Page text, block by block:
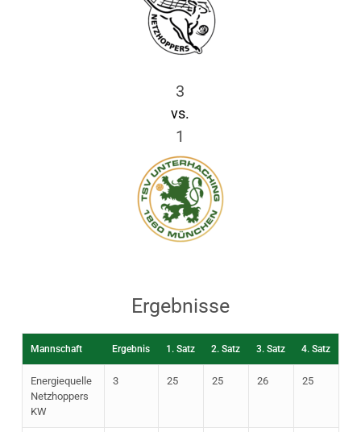
3
vs.
1
Ergebnisse
Mannschaft Ergebnis 1. Satz 2. Satz 3. Satz 4. Satz
Energiequelle
Netzhoppers
KW
3 25 25 26 25